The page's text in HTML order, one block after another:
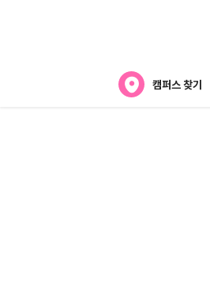
캠퍼스 찾기